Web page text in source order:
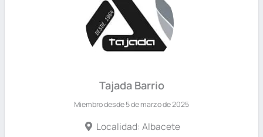
Tajada Barrio
Miembro desde 5 de marzo de 2025
Localidad: Albacete